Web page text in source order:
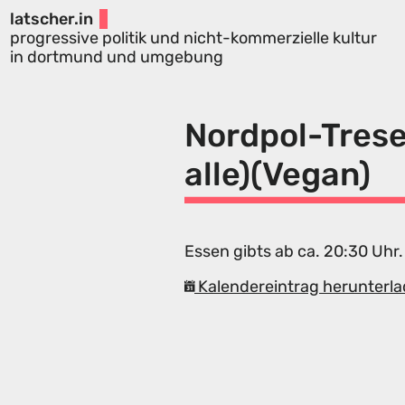
latscher.in
progressive politik und nicht-kommerzielle kultur
in dortmund und umgebung
Nordpol-
alle)(Vegan)
Essen gibts ab ca. 20:30 Uhr.
Kalendereintrag